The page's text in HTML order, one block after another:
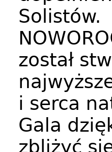
Solistów.
został
i serca
Gala
zbliżyć